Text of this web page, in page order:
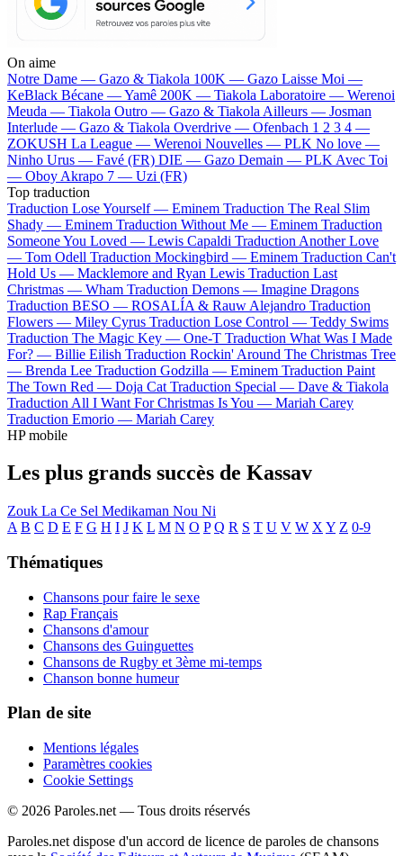
On aime
Notre Dame — Gazo & Tiakola 100K — Gazo Laisse Moi —
KeBlack Bécane —Yamê 200K — Tiakola Laboratoire — Werenoi
Meuda — Tiakola Outro — Gazo & Tiakola Ailleurs — Josman
Interlude — Gazo & Tiakola Overdrive — Ofenbach 1 2 3 4 —
ZOKUSH La League — Werenoi Nouvelles — PLK No love —
Ninho Urus — Favé (FR) DIE — Gazo Demain — PLK Avec Toi
— Oboy Akrapo 7 — Uzi (FR)
Top traduction
Traduction Lose Yourself — Eminem Traduction The Real Slim
Shady — Eminem Traduction Without Me — Eminem Traduction
Someone You Loved — Lewis Capaldi Traduction Another Love
— Tom Odell Traduction Mockingbird — Eminem Traduction Can't
Hold Us — Macklemore and Ryan Lewis Traduction Last
Christmas — Wham Traduction Demons — Imagine Dragons
Traduction BESO — ROSALÍA & Rauw Alejandro Traduction
Flowers — Miley Cyrus Traduction Lose Control — Teddy Swims
Traduction The Magic Key — One-T Traduction What Was I Made
For? — Billie Eilish Traduction Rockin' Around The Christmas Tree
— Brenda Lee Traduction Godzilla — Eminem Traduction Paint
The Town Red — Doja Cat Traduction Special — Dave & Tiakola
Traduction All I Want For Christmas Is You — Mariah Carey
Traduction Emorio — Mariah Carey
HP mobile
Les plus grands succès de Kassav
Zouk La Ce Sel Medikaman Nou Ni
A B C D E F G H I J K L M N O P Q R S T U V W X Y Z 0-9
Thématiques
Chansons pour faire le sexe
Rap Français
Chansons d'amour
Chansons des Guinguettes
Chansons de Rugby et 3ème mi-temps
Chanson bonne humeur
Plan de site
Mentions légales
Paramètres cookies
Cookie Settings
© 2026 Paroles.net — Tous droits réservés
Paroles.net dispose d'un accord de licence de paroles de chansons